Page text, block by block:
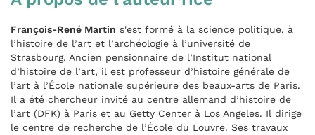
François-René Martin s'est formé à la science politique, à
l’histoire de l’art et l’archéologie à l’université de
Strasbourg. Ancien pensionnaire de l’Institut national
d’histoire de l’art, il est professeur d’histoire générale de
l’art à l’École nationale supérieure des beaux-arts de Paris.
Il a été chercheur invité au centre allemand d’histoire de
l’art (DFK) à Paris et au Getty Center à Los Angeles. Il dirige
le centre de recherche de l’École du Louvre. Ses travaux